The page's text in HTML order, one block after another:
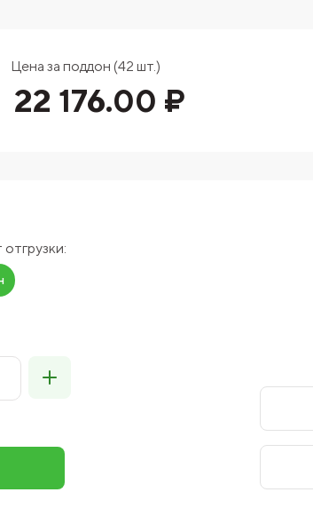
Цена за поддон (42 шт.)
22 176.00 ₽